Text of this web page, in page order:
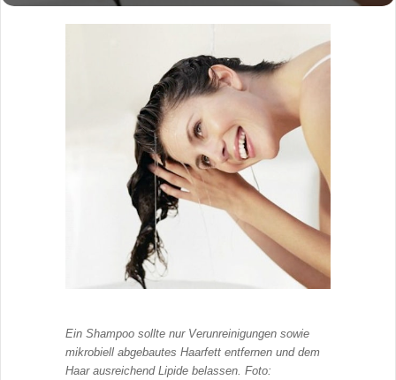
Ein Shampoo sollte nur Verunreinigungen sowie
mikrobiell abgebautes Haarfett entfernen und dem
Haar ausreichend Lipide belassen. Foto: